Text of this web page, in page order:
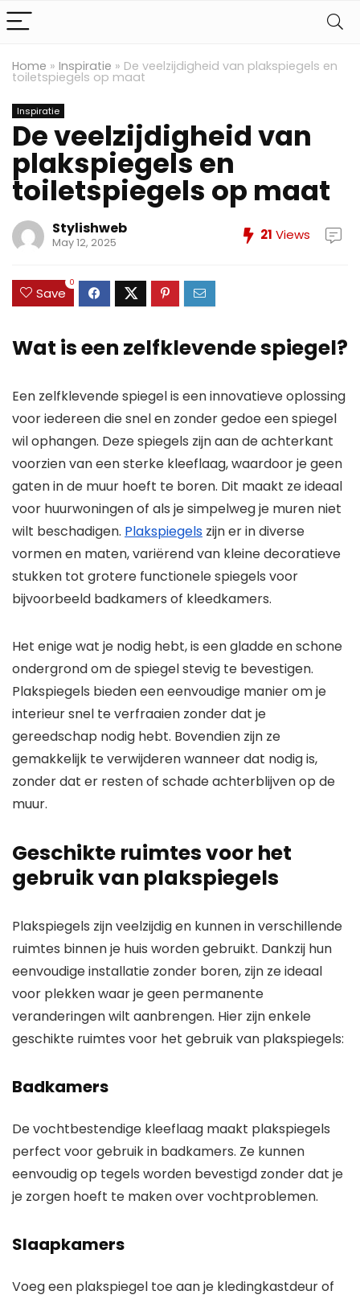
Home » Inspiratie » De veelzijdigheid van plakspiegels en
toiletspiegels op maat
Inspiratie
De veelzijdigheid van
plakspiegels en
toiletspiegels op maat
Stylishweb
May 12, 2025 21 Views
Save
0
Wat is een zelfklevende spiegel?
Een zelfklevende spiegel is een innovatieve oplossing
voor iedereen die snel en zonder gedoe een spiegel
wil ophangen. Deze spiegels zijn aan de achterkant
voorzien van een sterke kleeflaag, waardoor je geen
gaten in de muur hoeft te boren. Dit maakt ze ideaal
voor huurwoningen of als je simpelweg je muren niet
wilt beschadigen. Plakspiegels zijn er in diverse
vormen en maten, variërend van kleine decoratieve
stukken tot grotere functionele spiegels voor
bijvoorbeeld badkamers of kleedkamers.
Het enige wat je nodig hebt, is een gladde en schone
ondergrond om de spiegel stevig te bevestigen.
Plakspiegels bieden een eenvoudige manier om je
interieur snel te verfraaien zonder dat je
gereedschap nodig hebt. Bovendien zijn ze
gemakkelijk te verwijderen wanneer dat nodig is,
zonder dat er resten of schade achterblijven op de
muur.
Geschikte ruimtes voor het
gebruik van plakspiegels
Plakspiegels zijn veelzijdig en kunnen in verschillende
ruimtes binnen je huis worden gebruikt. Dankzij hun
eenvoudige installatie zonder boren, zijn ze ideaal
voor plekken waar je geen permanente
veranderingen wilt aanbrengen. Hier zijn enkele
geschikte ruimtes voor het gebruik van plakspiegels:
Badkamers
De vochtbestendige kleeflaag maakt plakspiegels
perfect voor gebruik in badkamers. Ze kunnen
eenvoudig op tegels worden bevestigd zonder dat je
je zorgen hoeft te maken over vochtproblemen.
Slaapkamers
Voeg een plakspiegel toe aan je kledingkastdeur of